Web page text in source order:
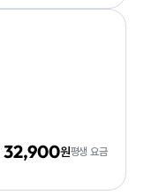
32,900원평생 요금